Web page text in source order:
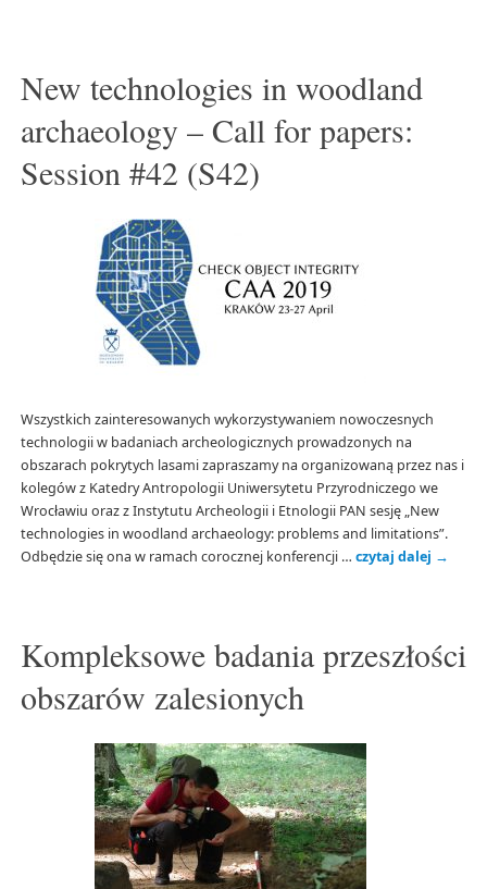
New technologies in woodland
archaeology – Call for papers:
Session #42 (S42)
Wszystkich zainteresowanych wykorzystywaniem nowoczesnych
technologii w badaniach archeologicznych prowadzonych na
obszarach pokrytych lasami zapraszamy na organizowaną przez nas i
kolegów z Katedry Antropologii Uniwersytetu Przyrodniczego we
Wrocławiu oraz z Instytutu Archeologii i Etnologii PAN sesję „New
technologies in woodland archaeology: problems and limitations”.
Odbędzie się ona w ramach corocznej konferencji … czytaj dalej →
Kompleksowe badania przeszłości
obszarów zalesionych